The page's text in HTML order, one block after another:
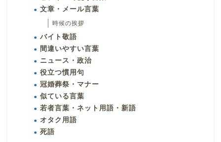
文章・メール言葉
時候の挨拶
バイト敬語
間違いやすい言葉
ニュース・政治
役立つ慣用句
冠婚葬祭・マナー
似ている言葉
若者言葉・ネット用語・新語
オタク用語
死語